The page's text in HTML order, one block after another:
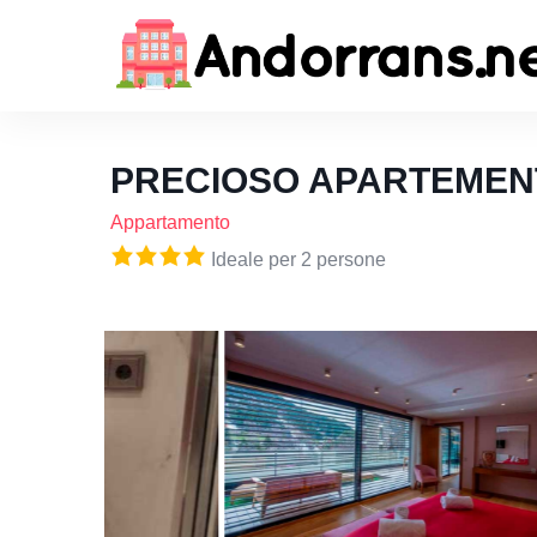
PRECIOSO
Appartamento
Ideale per 2 persone